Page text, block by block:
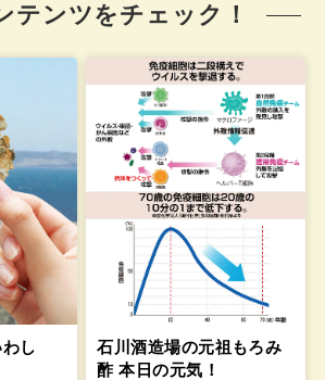
テンツをチェック！
し
石川酒造場の元祖もろみ
酢 本日の元気！